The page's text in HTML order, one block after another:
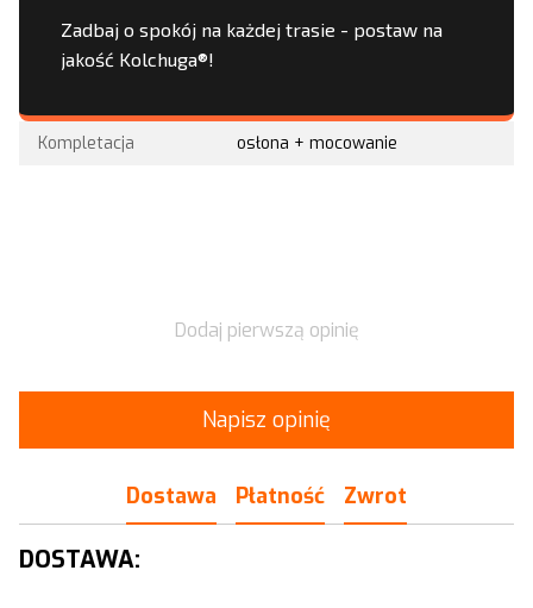
Zadbaj o spokój na każdej trasie - postaw na
jakość Kolchuga®!
Kompletacja osłona + mocowanie
Dodaj pierwszą opinię
Napisz opinię
Dostawa Płatność Zwrot
DOSTAWA: